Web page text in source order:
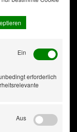
Ein
erforderlich
Aus